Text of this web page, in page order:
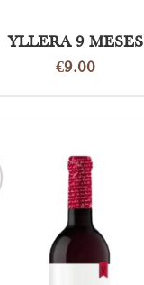
YLLERA 9 MESES
€9.00